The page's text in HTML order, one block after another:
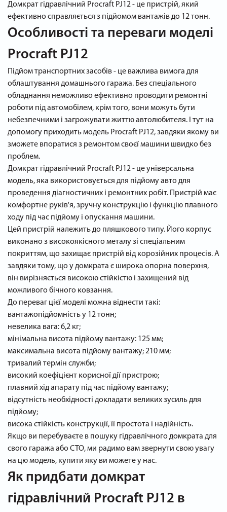
Домкрат гідравлічний Procraft PJ12 - це пристрій, який
ефективно справляється з підйомом вантажів до 12 тонн.
Особливості та переваги моделі
Procraft PJ12
Підйом транспортних засобів - це важлива вимога для
облаштування домашнього гаража. Без спеціального
обладнання неможливо ефективно проводити ремонтні
роботи під автомобілем, крім того, вони можуть бути
небезпечними і загрожувати життю автолюбителя. І тут на
допомогу приходить модель Procraft PJ12, завдяки якому ви
зможете впоратися з ремонтом своєї машини швидко без
проблем.
Домкрат гідравлічний Procraft PJ12 - це універсальна
модель, яка використовується для підйому авто для
проведення діагностичних і ремонтних робіт. Пристрій має
комфортне руків'я, зручну конструкцію і функцію плавного
ходу під час підйому і опускання машини.
Цей пристрій належить до пляшкового типу. Його корпус
виконано з високоякісного металу зі спеціальним
покриттям, що захищає пристрій від корозійних процесів. А
завдяки тому, що у домкрата є широка опорна поверхня,
він вирізняється високою стійкістю і захищений від
можливого бічного ковзання.
До переваг цієї моделі можна віднести такі:
вантажопідйомність у 12 тонн;
невелика вага: 6,2 кг;
мінімальна висота підйому вантажу: 125 мм;
максимальна висота підйому вантажу; 210 мм;
тривалий термін служби;
високий коефіцієнт корисної дії пристрою;
плавний хід апарату під час підйому вантажу;
відсутність необхідності докладати великих зусиль для
підйому;
висока стійкість конструкції, її простота і надійність.
Якщо ви перебуваєте в пошуку гідравлічного домкрата для
свого гаража або СТО, ми радимо вам звернути свою увагу
на цю модель, купити яку ви можете у нас.
Як придбати домкрат
гідравлічний Procraft PJ12 в